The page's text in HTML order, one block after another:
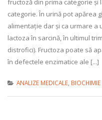
categorie. În urină pot apărea
alimentație dar și ca urmare a
lactoza în sarcină, în ultimul
distrofici). Fructoza poate să
în defectele enzimatice ale [...]
ANALIZE MEDICALE, BIOCHIMIE